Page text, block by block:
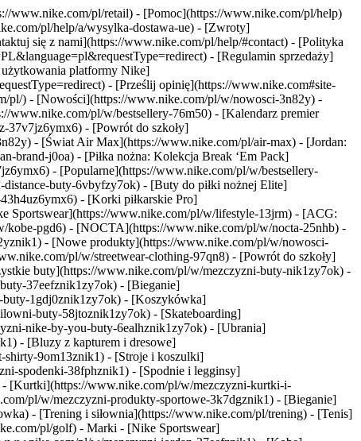
www.nike.com/pl/retail) - [Pomoc](https://www.nike.com/pl/help)
pl/help/a/wysylka-dostawa-ue) - [Zwroty]
się z nami](https://www.nike.com/pl/help/#contact) - [Polityka
- [Regulamin sprzedaży]
użytkowania platformy Nike]
- [Prześlij opinię](https://www.nike.com#site-
pl/) - [Nowości](https://www.nike.com/pl/w/nowosci-3n82y) -
pl/w/bestsellery-76m50) - [Kalendarz premier
37v7jz6ymx6) - [Powrót do szkoły]
- [Świat Air Max](https://www.nike.com/pl/air-max) - [Jordan:
brand-j0oa) - [Piłka nożna: Kolekcja Break ‘Em Pack]
- [Popularne](https://www.nike.com/pl/w/bestsellery-
buty-6vbyfzy7ok) - [Buty do piłki nożnej Elite]
- [Korki piłkarskie Pro]
Sportswear](https://www.nike.com/pl/w/lifestyle-13jrm) - [ACG:
pgd6) - [NOCTA](https://www.nike.com/pl/w/nocta-25nhb) -
- [Nowe produkty](https://www.nike.com/pl/w/nowosci-
pl/w/streetwear-clothing-97qn8) - [Powrót do szkoły]
buty](https://www.nike.com/pl/w/mezczyzni-buty-nik1zy7ok) -
37eefznik1zy7ok) - [Bieganie]
buty-1gdj0znik1zy7ok) - [Koszykówka]
buty-58jtoznik1zy7ok) - [Skateboarding]
nike-by-you-buty-6ealhznik1zy7ok) - [Ubrania]
- [Bluzy z kapturem i dresowe]
9om13znik1) - [Stroje i koszulki]
spodenki-38fphznik1) - [Spodnie i legginsy]
[Kurtki](https://www.nike.com/pl/w/mezczyzni-kurtki-i-
pl/w/mezczyzni-produkty-sportowe-3k7dgznik1) - [Bieganie]
- [Trening i siłownia](https://www.nike.com/pl/trening) - [Tenis]
pl/golf) - Marki - [Nike Sportswear]